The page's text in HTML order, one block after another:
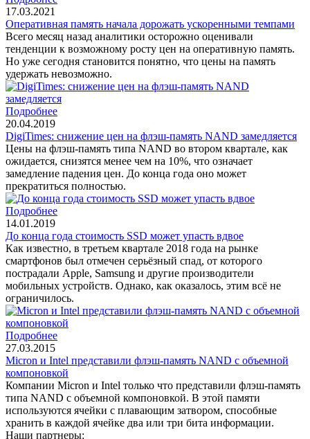
17.03.2021
Оперативная память начала дорожать ускоренными темпами
Всего месяц назад аналитики осторожно оценивали
тенденции к возможному росту цен на оперативную память.
Но уже сегодня становится понятно, что цены на память
удержать невозможно.
Подробнее
20.04.2019
DigiTimes: снижение цен на флэш-память NAND замедляется
Цены на флэш-память типа NAND во втором квартале, как
ожидается, снизятся менее чем на 10%, что означает
замедление падения цен. До конца года оно может
прекратиться полностью.
Подробнее
14.01.2019
До конца года стоимость SSD может упасть вдвое
Как известно, в третьем квартале 2018 года на рынке
смартфонов был отмечен серьёзный спад, от которого
пострадали Apple, Samsung и другие производители
мобильных устройств. Однако, как оказалось, этим всё не
ограничилось.
Подробнее
27.03.2015
Micron и Intel представили флэш-память NAND с объемной
компоновкой
Компании Micron и Intel только что представили флэш-память
типа NAND с объемной компоновкой. В этой памяти
используются ячейки с плавающим затвором, способные
хранить в каждой ячейке два или три бита информации.
Наши партнеры: